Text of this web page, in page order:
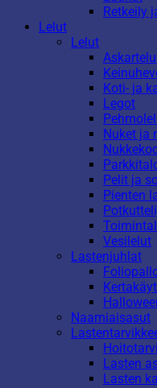
Retkeily
Lelut
Lelut
Askartelu
Koti- ja
Legot
Nuket ja
Pelit ja
Pienten
Vesilelut
Lastenjuhlat
Naamiaisasut
Lasten
Lasten